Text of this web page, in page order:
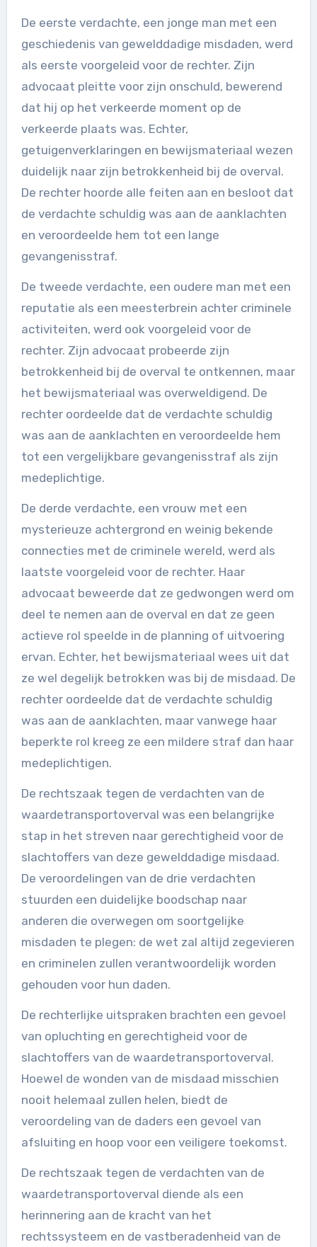
De eerste verdachte, een jonge man met een
geschiedenis van gewelddadige misdaden, werd
als eerste voorgeleid voor de rechter. Zijn
advocaat pleitte voor zijn onschuld, bewerend
dat hij op het verkeerde moment op de
verkeerde plaats was. Echter,
getuigenverklaringen en bewijsmateriaal wezen
duidelijk naar zijn betrokkenheid bij de overval.
De rechter hoorde alle feiten aan en besloot dat
de verdachte schuldig was aan de aanklachten
en veroordeelde hem tot een lange
gevangenisstraf.
De tweede verdachte, een oudere man met een
reputatie als een meesterbrein achter criminele
activiteiten, werd ook voorgeleid voor de
rechter. Zijn advocaat probeerde zijn
betrokkenheid bij de overval te ontkennen, maar
het bewijsmateriaal was overweldigend. De
rechter oordeelde dat de verdachte schuldig
was aan de aanklachten en veroordeelde hem
tot een vergelijkbare gevangenisstraf als zijn
medeplichtige.
De derde verdachte, een vrouw met een
mysterieuze achtergrond en weinig bekende
connecties met de criminele wereld, werd als
laatste voorgeleid voor de rechter. Haar
advocaat beweerde dat ze gedwongen werd om
deel te nemen aan de overval en dat ze geen
actieve rol speelde in de planning of uitvoering
ervan. Echter, het bewijsmateriaal wees uit dat
ze wel degelijk betrokken was bij de misdaad. De
rechter oordeelde dat de verdachte schuldig
was aan de aanklachten, maar vanwege haar
beperkte rol kreeg ze een mildere straf dan haar
medeplichtigen.
De rechtszaak tegen de verdachten van de
waardetransportoverval was een belangrijke
stap in het streven naar gerechtigheid voor de
slachtoffers van deze gewelddadige misdaad.
De veroordelingen van de drie verdachten
stuurden een duidelijke boodschap naar
anderen die overwegen om soortgelijke
misdaden te plegen: de wet zal altijd zegevieren
en criminelen zullen verantwoordelijk worden
gehouden voor hun daden.
De rechterlijke uitspraken brachten een gevoel
van opluchting en gerechtigheid voor de
slachtoffers van de waardetransportoverval.
Hoewel de wonden van de misdaad misschien
nooit helemaal zullen helen, biedt de
veroordeling van de daders een gevoel van
afsluiting en hoop voor een veiligere toekomst.
De rechtszaak tegen de verdachten van de
waardetransportoverval diende als een
herinnering aan de kracht van het
rechtssysteem en de vastberadenheid van de